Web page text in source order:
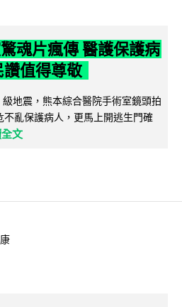
魂片瘋傳 醫護保護病
讚值得尊敬
地震，熊本綜合醫院手術室鏡頭拍
亂保護病人，更馬上開逃生門確
文